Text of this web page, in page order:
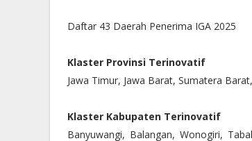
Daftar 43 Daerah Penerima IGA 2025
Klaster Provinsi Terinovatif
Jawa Timur, Jawa Barat, Sumatera
Klaster Kabupaten Terinovatif
Banyuwangi, Balangan, Wonogiri,